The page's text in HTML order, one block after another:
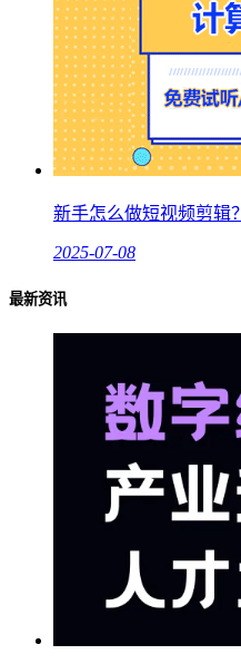
新手怎么做短视频剪辑？
2025-07-08
最新资讯